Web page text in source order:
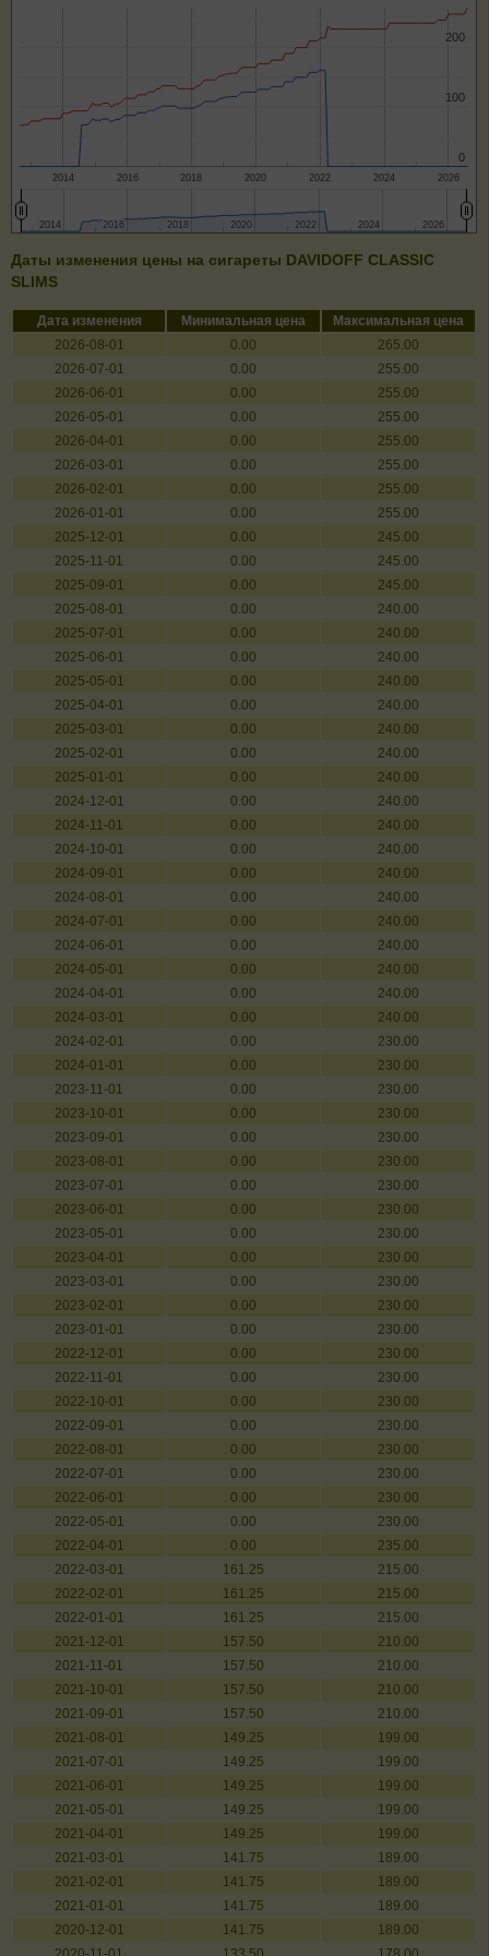
2014 2016 2018 2020 2022 2024 2026
0
0
100
100
200
200
2014
2014 2016
2016 2018
2018 2020
2020 2022
2022 2024
2024 2026
2026
Даты изменения цены на сигареты DAVIDOFF CLASSIC
SLIMS
Дата изменения Минимальная цена
Максимальная цена
2026-08-01
0.00
265.00
2026-07-01
0.00
255.00
2026-06-01
0.00
255.00
2026-05-01
0.00
255.00
2026-04-01
0.00
255.00
2026-03-01
0.00
255.00
2026-02-01
0.00
255.00
2026-01-01
0.00
255.00
2025-12-01
0.00
245.00
2025-11-01
0.00
245.00
2025-09-01
0.00
245.00
2025-08-01
0.00
240.00
2025-07-01
0.00
240.00
2025-06-01
0.00
240.00
2025-05-01
0.00
240.00
2025-04-01
0.00
240.00
2025-03-01
0.00
240.00
2025-02-01
0.00
240.00
2025-01-01
0.00
240.00
2024-12-01
0.00
240.00
2024-11-01
0.00
240.00
2024-10-01
0.00
240.00
2024-09-01
0.00
240.00
2024-08-01
0.00
240.00
2024-07-01
0.00
240.00
2024-06-01
0.00
240.00
2024-05-01
0.00
240.00
2024-04-01
0.00
240.00
2024-03-01
0.00
240.00
2024-02-01
0.00
230.00
2024-01-01
0.00
230.00
2023-11-01
0.00
230.00
2023-10-01
0.00
230.00
2023-09-01
0.00
230.00
2023-08-01
0.00
230.00
2023-07-01
0.00
230.00
2023-06-01
0.00
230.00
2023-05-01
0.00
230.00
2023-04-01
0.00
230.00
2023-03-01
0.00
230.00
2023-02-01
0.00
230.00
2023-01-01
0.00
230.00
2022-12-01
0.00
230.00
2022-11-01
0.00
230.00
2022-10-01
0.00
230.00
2022-09-01
0.00
230.00
2022-08-01
0.00
230.00
2022-07-01
0.00
230.00
2022-06-01
0.00
230.00
2022-05-01
0.00
230.00
2022-04-01
0.00
235.00
2022-03-01
161.25
215.00
2022-02-01
161.25
215.00
2022-01-01
161.25
215.00
2021-12-01
157.50
210.00
2021-11-01
157.50
210.00
2021-10-01
157.50
210.00
2021-09-01
157.50
210.00
2021-08-01
149.25
199.00
2021-07-01
149.25
199.00
2021-06-01
149.25
199.00
2021-05-01
149.25
199.00
2021-04-01
149.25
199.00
2021-03-01
141.75
189.00
2021-02-01
141.75
189.00
2021-01-01
141.75
189.00
2020-12-01
141.75
189.00